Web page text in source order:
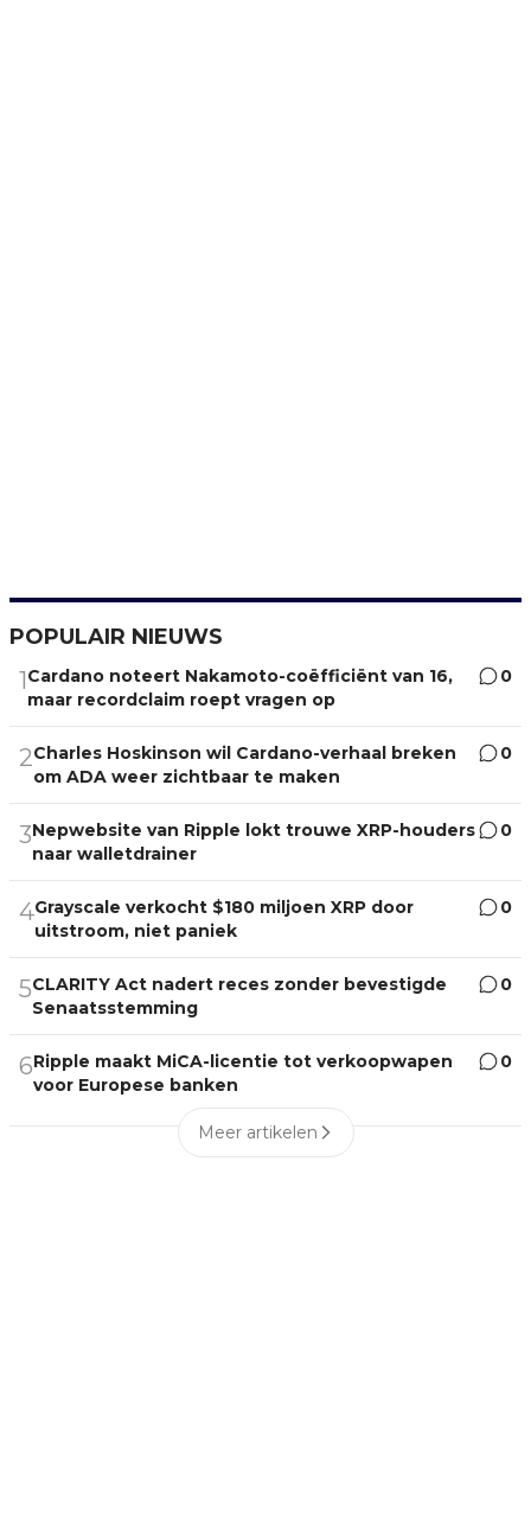
POPULAIR NIEUWS
1 Cardano noteert Nakamoto-coëfficiënt van 16,
maar recordclaim roept vragen op
0
2Charles Hoskinson wil Cardano-verhaal breken
om ADA weer zichtbaar te maken
0
3Nepwebsite van Ripple lokt trouwe XRP-houders
naar walletdrainer
0
4Grayscale verkocht $180 miljoen XRP door
uitstroom, niet paniek
0
5CLARITY Act nadert reces zonder bevestigde
Senaatsstemming
0
6Ripple maakt MiCA-licentie tot verkoopwapen
voor Europese banken
0
Meer artikelen